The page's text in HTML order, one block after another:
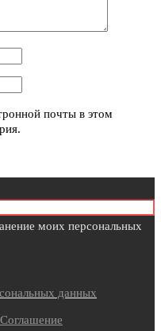
почты в этом
моих персональных
данных